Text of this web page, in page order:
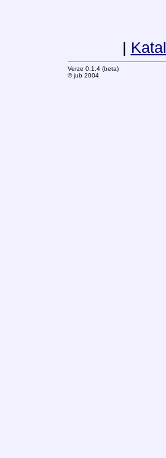
Verze 0.1.4 (beta)
© jub 2004